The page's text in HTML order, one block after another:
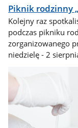
Piknik rodzinny
Kolejny raz
podczas pikniku
zorganizowanego
niedzielę - 2